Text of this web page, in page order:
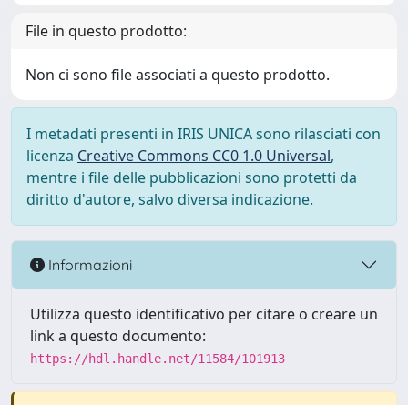
File in questo prodotto:
Non ci sono file associati a questo prodotto.
I metadati presenti in IRIS UNICA sono rilasciati con
licenza Creative Commons CC0 1.0 Universal,
mentre i file delle pubblicazioni sono protetti da
diritto d'autore, salvo diversa indicazione.
Informazioni
Utilizza questo identificativo per citare o creare un
link a questo documento:
https://hdl.handle.net/11584/101913